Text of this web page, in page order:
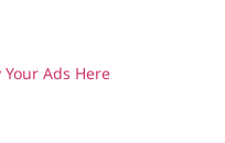
Your Ads Here